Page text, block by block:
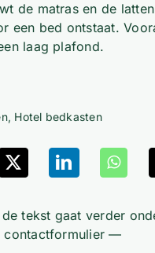
de matras en de
een bed ontstaat.
laag plafond.
, Hotel bedkasten
tekst gaat verder
contactformulier —